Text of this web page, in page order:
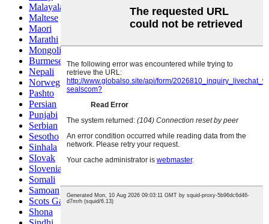
Malayalam
Maltese
Maori
Marathi
Mongolian
Burmese
Nepali
Norwegian
Pashto
Persian
Punjabi
Serbian
Sesotho
Sinhala
Slovak
Slovenian
Somali
Samoan
Scots Gaelic
Shona